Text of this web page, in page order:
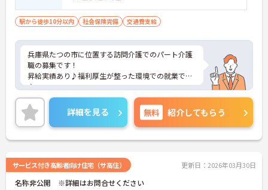
駅から徒歩10分以内 社会保険完備 交通費支給
兵庫県たつの市に位置する訪問介護でのパート介護
職の募集です！
昇給実績あり♪福利厚生が整った環境での就業です
♪
ご興味のある方には、詳しく面接ポイント等お伝え
させていただきますので、お気軽にご相談くださ
い。
詳細を見る 無料 紹介してもらう
サービス付き高齢者向け住宅（サ高住） 更新日：2026年03月30日
名称非公開 ※詳細はお問合せください